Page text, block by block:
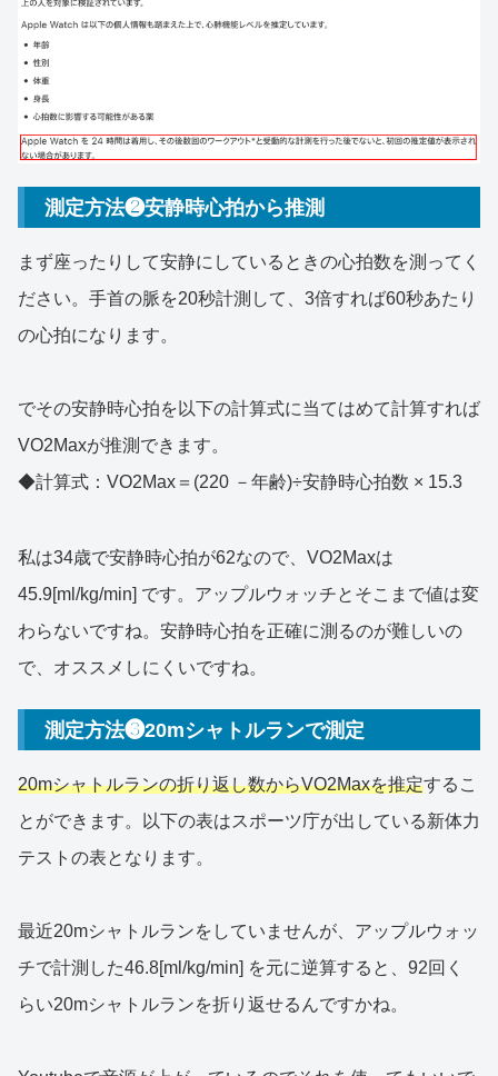
測定方法❷安静時心拍から推測
まず座ったりして安静にしているときの心拍数を測ってく
ださい。手首の脈を20秒計測して、3倍すれば60秒あたり
の心拍になります。
でその安静時心拍を以下の計算式に当てはめて計算すれば
VO2Maxが推測できます。
◆計算式：VO2Max＝(220 －年齢)÷安静時心拍数 × 15.3
私は34歳で安静時心拍が62なので、VO2Maxは
45.9[ml/kg/min] です。アップルウォッチとそこまで値は変
わらないですね。安静時心拍を正確に測るのが難しいの
で、オススメしにくいですね。
測定方法❸20mシャトルランで測定
20mシャトルランの折り返し数からVO2Maxを推定するこ
とができます。以下の表はスポーツ庁が出している新体力
テストの表となります。
最近20mシャトルランをしていませんが、アップルウォッ
チで計測した46.8[ml/kg/min] を元に逆算すると、92回く
らい20mシャトルランを折り返せるんですかね。